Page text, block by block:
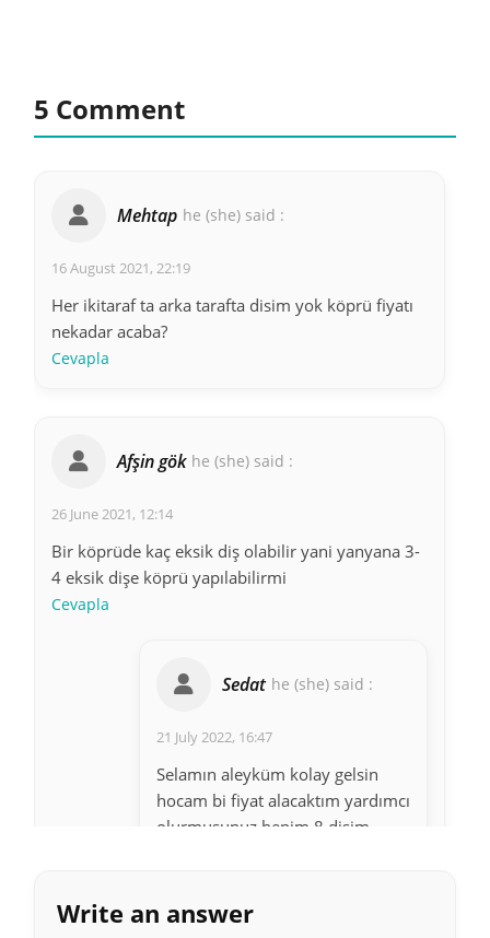
5 Comment
Mehtap he (she) said :
16 August 2021, 22:19
Her ikitaraf ta arka tarafta disim yok köprü fiyatı
nekadar acaba?
Cevapla
Afşin gök he (she) said :
26 June 2021, 12:14
Bir köprüde kaç eksik diş olabilir yani yanyana 3-
4 eksik dişe köprü yapılabilirmi
Cevapla
Sedat he (she) said :
21 July 2022, 16:47
Selamın aleyküm kolay gelsin
hocam bi fiyat alacaktım yardımcı
olurmusunuz benim 8 dişim
yapıştırma
Write an answer